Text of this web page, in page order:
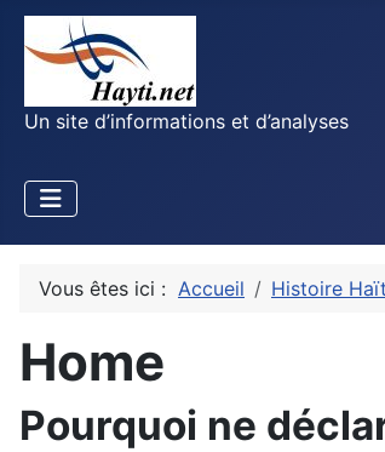
Un site d’informations et d’analyses
Vous êtes ici : Accueil Histoire
Home
Pourquoi ne